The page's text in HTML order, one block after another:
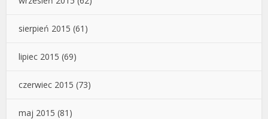
sierpień 2015 (61)
lipiec 2015 (69)
czerwiec 2015 (73)
maj 2015 (81)